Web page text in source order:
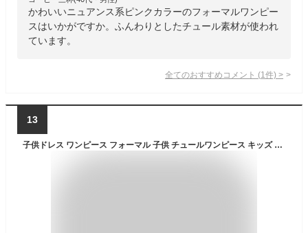
かわいいニュアンス系ピンクカラーのフォーマルワンピー
スはいかがですか。ふんわりとしたチュール素材が使われ
ています。
全てのおすすめコメント (1 件) >
13
子供ドレス ワンピース フォーマル 子供 チュールワンピース キッズ 女の子 ジュニア 子供服 レースワンピース ロングワンピース フレアワンピース キッズドレス フラワーガール パーティー 演出用 セレモニードレス 可愛い 七五三 結婚式 ピアノ発表会 お祝い日